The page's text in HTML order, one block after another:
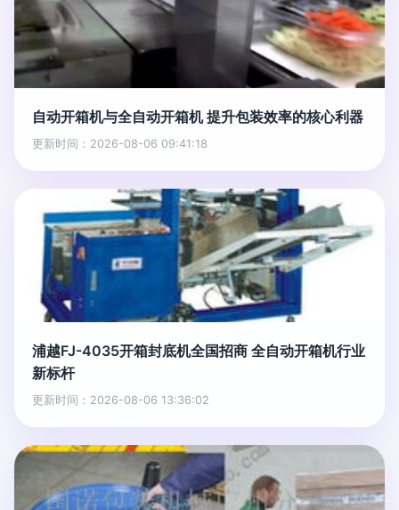
自动开箱机与全自动开箱机 提升包装效率的核心利器
更新时间：2026-08-06 09:41:18
浦越FJ-4035开箱封底机全国招商 全自动开箱机行业
新标杆
更新时间：2026-08-06 13:36:02